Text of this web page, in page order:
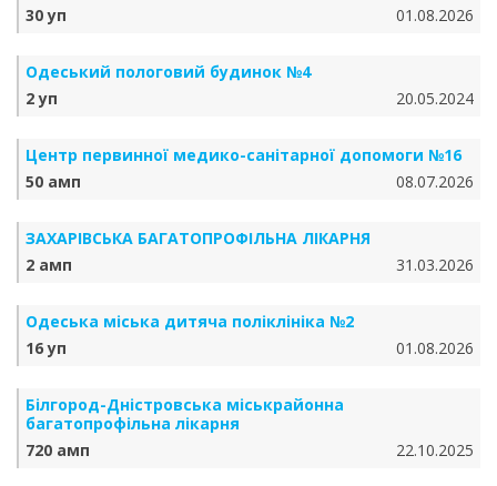
30 уп
01.08.2026
Одеський пологовий будинок №4
2 уп
20.05.2024
Центр первинної медико-санітарної допомоги №16
50 амп
08.07.2026
ЗАХАРІВСЬКА БАГАТОПРОФІЛЬНА ЛІКАРНЯ
2 амп
31.03.2026
Одеська міська дитяча поліклініка №2
16 уп
01.08.2026
Білгород-Дністровська міськрайонна
багатопрофільна лікарня
720 амп
22.10.2025